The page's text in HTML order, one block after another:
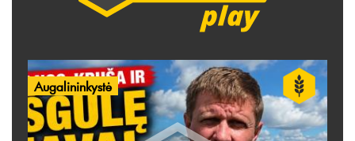
Augalininkystė